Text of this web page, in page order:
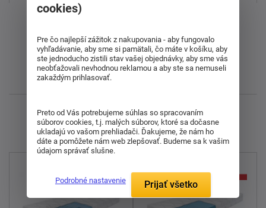
Od najdrahšieho
Od najlacnejšieho
Najnovšie
Zobrazujem 1 - 14 z 14
cookies)
Pre čo najlepší zážitok z nakupovania - aby fungovalo
vyhľadávanie, aby sme si pamätali, čo máte v košíku, aby
ste jednoducho zistili stav vašej objednávky, aby sme vás
neobťažovali nevhodnou reklamou a aby ste sa nemuseli
zakaždým prihlasovať.
Preto od Vás potrebujeme súhlas so spracovaním
súborov cookies, t.j. malých súborov, ktoré sa dočasne
ukladajú vo vašom prehliadači. Ďakujeme, že nám ho
dáte a pomôžete nám web zlepšovať. Budeme sa k vašim
údajom správať slušne.
Podrobné nastavenie Prijať všetko